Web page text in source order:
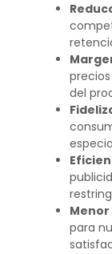
del
para